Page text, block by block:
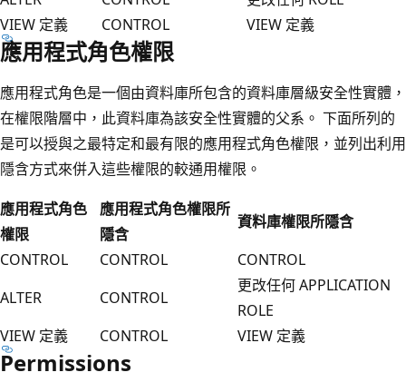
VIEW 定義
CONTROL VIEW 定義
應用程式角色權限
應用程式角色是一個由資料庫所包含的資料庫層級安全性實體，
在權限階層中，此資料庫為該安全性實體的父系。 下面所列的
是可以授與之最特定和最有限的應用程式角色權限，並列出利用
隱含方式來併入這些權限的較通用權限。
應用程式角色
權限
應用程式角色權限所
隱含
資料庫權限所隱含
CONTROL
CONTROL
CONTROL
ALTER
CONTROL
更改任何 APPLICATION
ROLE
VIEW 定義
CONTROL VIEW 定義
Permissions